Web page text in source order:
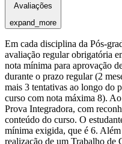
Avaliações
expand_more
Em cada disciplina da Pós-
avaliação regular obrigatória
nota mínima para aprovação
durante o prazo regular (2
mais 3 tentativas ao longo do
curso com nota máxima 8).
Prova Integradora, com
conteúdo do curso. O
mínima exigida, que é 6.
realização de um Trabalho de